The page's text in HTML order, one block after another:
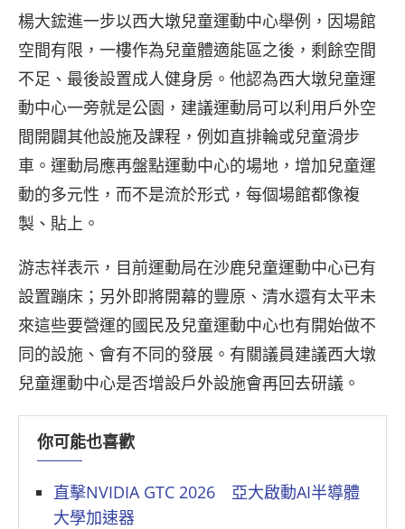
楊大鋐進一步以西大墩兒童運動中心舉例，因場館
空間有限，一樓作為兒童體適能區之後，剩餘空間
不足、最後設置成人健身房。他認為西大墩兒童運
動中心一旁就是公園，建議運動局可以利用戶外空
間開闢其他設施及課程，例如直排輪或兒童滑步
車。運動局應再盤點運動中心的場地，增加兒童運
動的多元性，而不是流於形式，每個場館都像複
製、貼上。
游志祥表示，目前運動局在沙鹿兒童運動中心已有
設置蹦床；另外即將開幕的豐原、清水還有太平未
來這些要營運的國民及兒童運動中心也有開始做不
同的設施、會有不同的發展。有關議員建議西大墩
兒童運動中心是否增設戶外設施會再回去研議。
你可能也喜歡
直擊NVIDIA GTC 2026 亞大啟動AI半導體
大學加速器